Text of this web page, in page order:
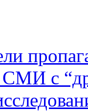
СМИ с